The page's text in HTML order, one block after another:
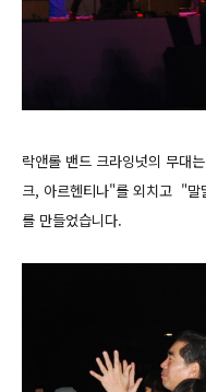
락앤롤 밴드 크라잉넛의 무대
크, 아르헨티나"를 외치고 "말
를 만들었습니다.